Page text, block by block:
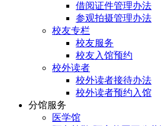
借阅证件管理办法
参观拍摄管理办法
校友专栏
校友服务
校友入馆预约
校外读者
校外读者接待办法
校外读者预约入馆
分馆服务
医学馆